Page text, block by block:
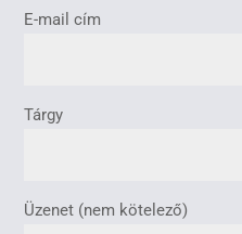
E-mail cím
Tárgy
Üzenet (nem kötelező)